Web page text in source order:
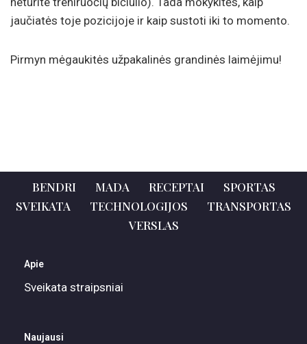
jaučiatės toje pozicijoje ir kaip sustoti iki to momento.
Pirmyn mėgaukitės užpakalinės grandinės laimėjimu!
BENDRI MADA RECEPTAI
SPORTAS
SVEIKATA
TECHNOLOGIJOS
TRANSPORTAS
VERSLAS
Apie
Sveikata straipsniai
Naujausi